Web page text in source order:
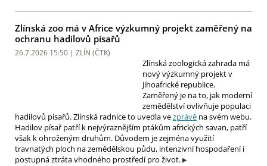
Zlínská zoo má v Africe výzkumný projekt zaměřený na
ochranu hadilovů písařů
26.7.2026 15:50 | ZLÍN (ČTK)
Zlínská zoologická zahrada má
nový výzkumný projekt v
Jihoafrické republice.
Zaměřený je na to, jak moderní
zemědělství ovlivňuje populaci
hadilovů písařů. Zlínská radnice to uvedla vezprávě na svém webu.
Hadilov písař patří k nejvýraznějším ptákům afrických savan, patří
však k ohroženým druhům. Důvodem je zejména využití
travnatých ploch na zemědělskou půdu, intenzivní hospodaření i
postupná ztráta vhodného prostředí pro život.